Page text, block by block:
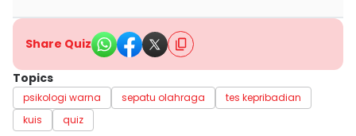
Share Quiz
Topics
psikologi warna sepatu olahraga
tes kepribadian
kuis
quiz